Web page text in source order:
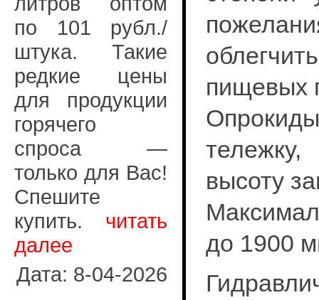
по 101 рубл./
штука. Такие
редкие цены
для продукции
горячего
спроса —
только для Вас!
Спешите
купить. читать
далее
Дата: 8-04-2026
пищевых
высоту
до 1900